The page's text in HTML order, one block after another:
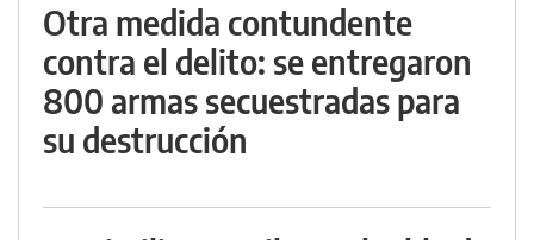
Otra medida contundente
contra el delito: se entregaron
800 armas secuestradas para
su destrucción